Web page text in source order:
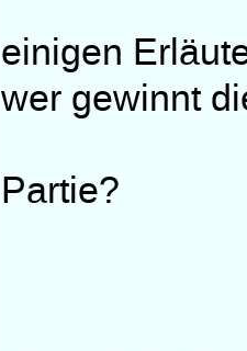
einigen
wer gewinnt
Partie?